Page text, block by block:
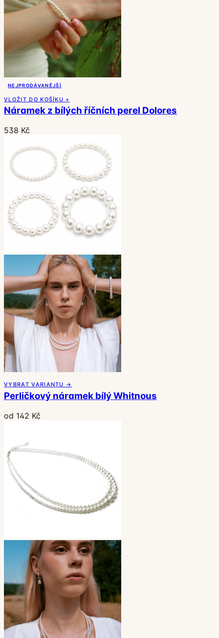
NEJPRODÁVANĚJŠÍ
VLOŽIT DO KOŠÍKU +
Náramek z bílých říčních perel Dolores
538 Kč
VYBRAT VARIANTU →
Perličkový náramek bílý Whitnous
od 142 Kč